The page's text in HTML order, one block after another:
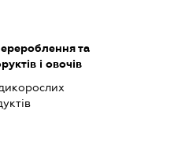
та
і овочів